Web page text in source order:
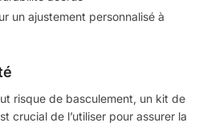
un ajustement personnalisé à
risque de basculement, un kit de
crucial de l’utiliser pour assurer la